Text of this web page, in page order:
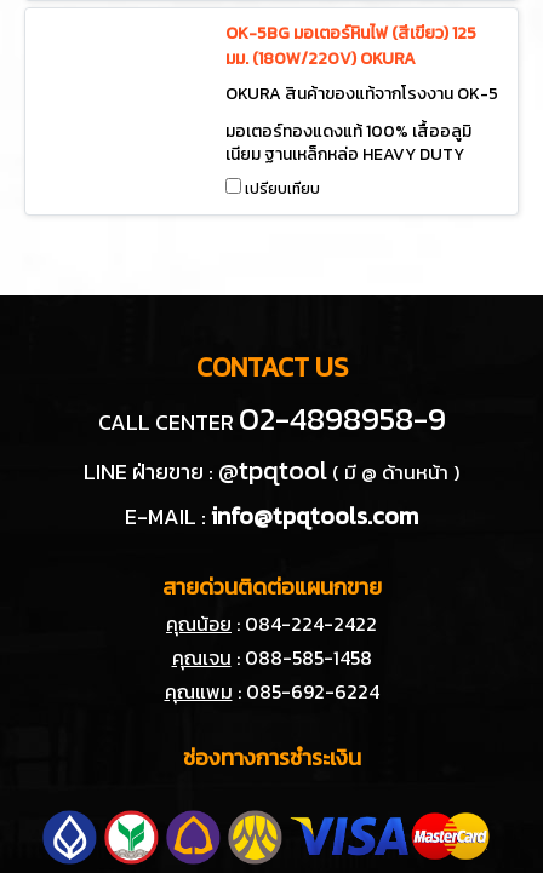
OK-5BG มอเตอร์หินไฟ (สีเขียว) 125
มม. (180W/220V) OKURA
OKURA สินค้าของแท้จากโรงงาน OK-5
มอเตอร์ทองแดงแท้ 100% เสื้ออลูมิ
เนียม ฐานเหล็กหล่อ HEAVY DUTY
BENCH GRINDER
เปรียบเทียบ
CONTACT US
CALL CENTER 02-4898958-9
LINE ฝ่ายขาย : @tpqtool ( มี @ ด้านหน้า )
E-MAIL :info@tpqtools.com
สายด่วนติดต่อแผนกขาย
คุณน้อย : 084-224-2422
คุณเจน : 088-585-1458
คุณแพม : 085-692-6224
ช่องทางการชำระเงิน